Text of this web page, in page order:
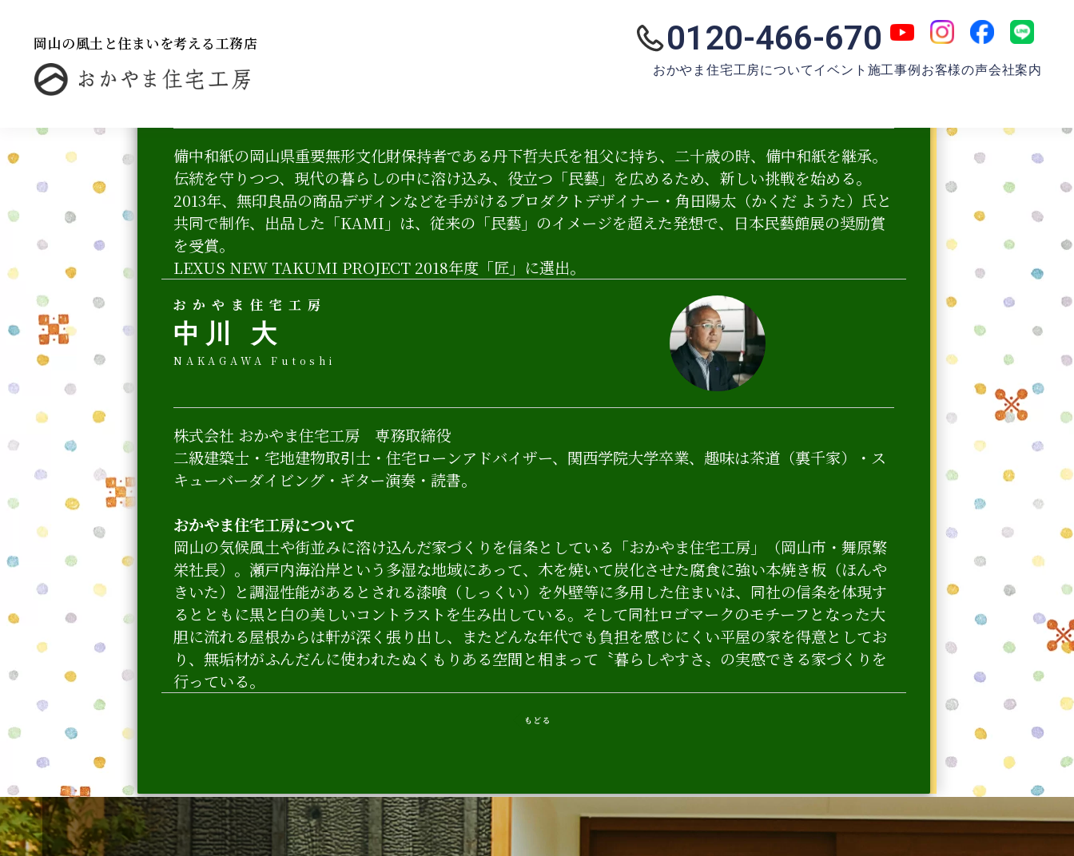
岡山の風土と住まいを考える工務店 0120-466-670
おかやま住宅工房についてイベント 施工事例お客様の声会社案内
丹下 直樹
TANGE Naoki
備中和紙の岡山県重要無形文化財保持者である丹下哲夫氏を祖父に持ち、二十歳の時、備中和紙を継承。
伝統を守りつつ、現代の暮らしの中に溶け込み、役立つ「民藝」を広めるため、新しい挑戦を始める。
2013年、無印良品の商品デザインなどを手がけるプロダクトデザイナー・角田陽太（かくだ ようた）氏と
共同で制作、出品した「KAMI」は、従来の「民藝」のイメージを超えた発想で、日本民藝館展の奨励賞
を受賞。
LEXUS NEW TAKUMI PROJECT 2018年度「匠」に選出。
おかやま住宅工房
中川 大
NAKAGAWA Futoshi
株式会社 おかやま住宅工房 専務取締役
二級建築士・宅地建物取引士・住宅ローンアドバイザー、関西学院大学卒業、趣味は茶道（裏千家）・ス
キューバーダイビング・ギター演奏・読書。
おかやま住宅工房について
岡山の気候風土や街並みに溶け込んだ家づくりを信条としている「おかやま住宅工房」（岡山市・舞原繁
栄社長）。瀬戸内海沿岸という多湿な地域にあって、木を焼いて炭化させた腐食に強い本焼き板（ほんや
きいた）と調湿性能があるとされる漆喰（しっくい）を外壁等に多用した住まいは、同社の信条を体現す
るとともに黒と白の美しいコントラストを生み出している。そして同社ロゴマークのモチーフとなった大
胆に流れる屋根からは軒が深く張り出し、またどんな年代でも負担を感じにくい平屋の家を得意としてお
り、無垢材がふんだんに使われたぬくもりある空間と相まって〝暮らしやすさ〟の実感できる家づくりを
行っている。